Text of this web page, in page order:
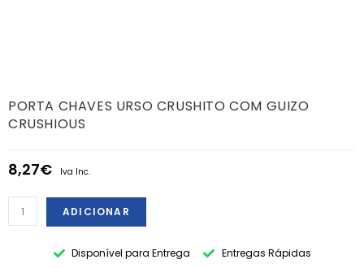
PORTA CHAVES URSO CRUSHITO COM GUIZO
CRUSHIOUS
8,27€ Iva Inc.
ADICIONAR
Disponível para Entrega Entregas Rápidas